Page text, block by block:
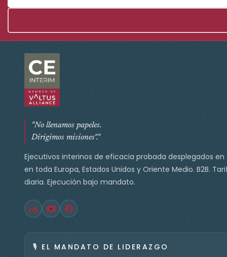
"No llenamos papeles.
Dirigimos misiones"."
Ejecutivos interinos de eficacia probada desplegados en
en toda Europa, Estados Unidos y Oriente Medio. B2B.
diaria. Ejecución bajo mandato.
🎙️ EL MANDATO DE LIDERAZGO